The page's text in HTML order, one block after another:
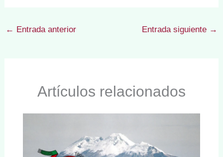
← Entrada anterior Entrada siguiente →
Artículos relacionados